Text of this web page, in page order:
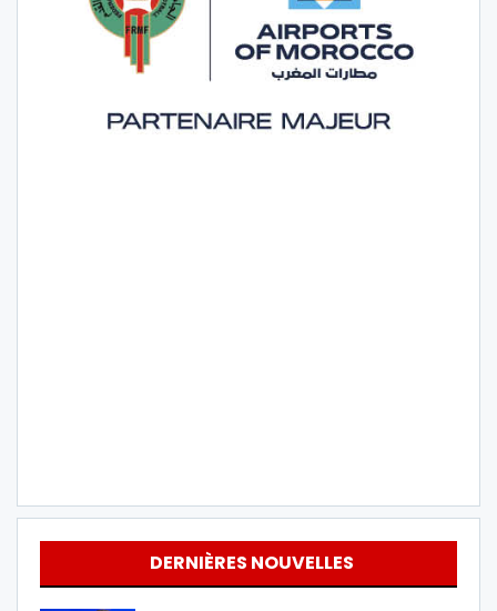
DERNIÈRES NOUVELLES